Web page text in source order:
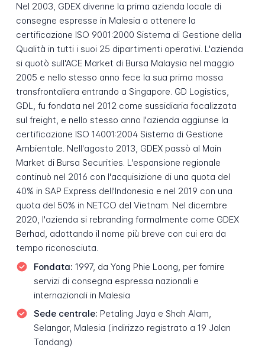
Nel 2003, GDEX divenne la prima azienda locale di
consegne espresse in Malesia a ottenere la
certificazione ISO 9001:2000 Sistema di Gestione della
Qualità in tutti i suoi 25 dipartimenti operativi. L'azienda
si quotò sull'ACE Market di Bursa Malaysia nel maggio
2005 e nello stesso anno fece la sua prima mossa
transfrontaliera entrando a Singapore. GD Logistics,
GDL, fu fondata nel 2012 come sussidiaria focalizzata
sul freight, e nello stesso anno l'azienda aggiunse la
certificazione ISO 14001:2004 Sistema di Gestione
Ambientale. Nell'agosto 2013, GDEX passò al Main
Market di Bursa Securities. L'espansione regionale
continuò nel 2016 con l'acquisizione di una quota del
40% in SAP Express dell'Indonesia e nel 2019 con una
quota del 50% in NETCO del Vietnam. Nel dicembre
2020, l'azienda si rebranding formalmente come GDEX
Berhad, adottando il nome più breve con cui era da
tempo riconosciuta.
Fondata: 1997, da Yong Phie Loong, per fornire
servizi di consegna espressa nazionali e
internazionali in Malesia
Sede centrale: Petaling Jaya e Shah Alam,
Selangor, Malesia (indirizzo registrato a 19 Jalan
Tandang)